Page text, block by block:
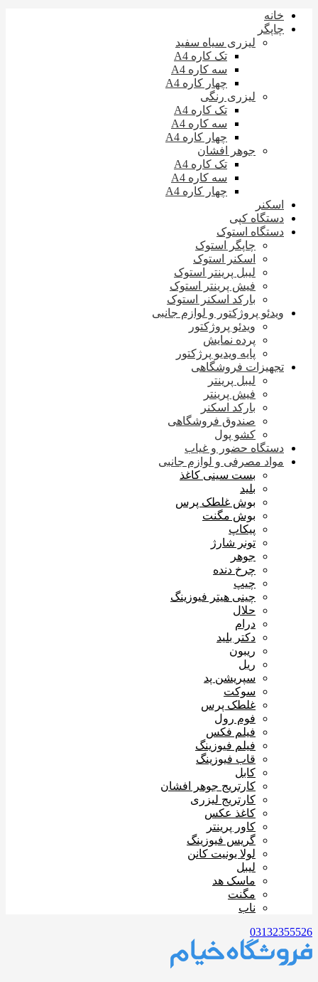
خانه
چاپگر
لیزری سیاه سفید
تک کاره A4
سه کاره A4
چهار کاره A4
لیزری رنگی
تک کاره A4
سه کاره A4
چهار کاره A4
جوهر افشان
تک کاره A4
سه کاره A4
چهار کاره A4
اسکنر
دستگاه کپی
دستگاه استوک
چاپگر استوک
اسکنر استوک
لیبل پرینتر استوک
فیش پرینتر استوک
بارکد اسکنر استوک
ویدئو پروژکتور و لوازم جانبی
ویدئو پروژکتور
پرده نمایش
پایه ویدیو پرژکتور
تجهیزات فروشگاهی
لیبل پرینتر
فیش پرینتر
بارکد اسکنر
صندوق فروشگاهی
کشو پول
دستگاه حضور و غیاب
مواد مصرفی و لوازم جانبی
بست سینی کاغذ
بلید
بوش غلطک پرس
بوش مگنت
پیکاپ
تونر شارژ
جوهر
چرخ دنده
چیپ
چینی هیتر فیوزینگ
حلال
درام
دکتر بلید
ریبون
ریل
سپریشن پد
سوکت
غلطک پرس
فوم رول
فیلم فکس
فیلم فیوزینگ
قاب فیوزینگ
کابل
کارتریج جوهر افشان
کارتریج لیزری
کاغذ عکس
کاور پرینتر
گریس فیوزینگ
لولا یونیت کانن
لیبل
ماسک هد
مگنت
ناب
03132355526